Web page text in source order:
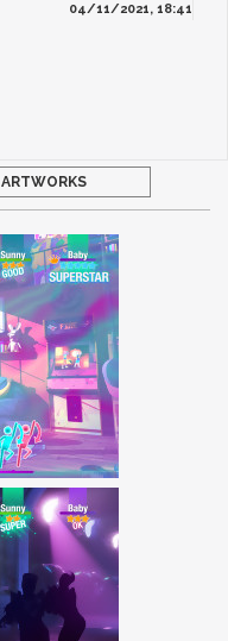
04/11/2021, 18:41
ARTWORKS